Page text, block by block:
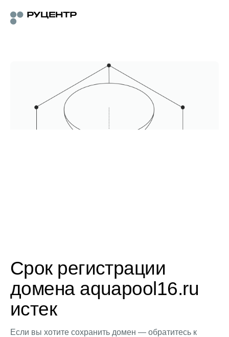
Срок регистрации
домена aquapool16.ru
истек
Если вы хотите сохранить домен — обратитесь к